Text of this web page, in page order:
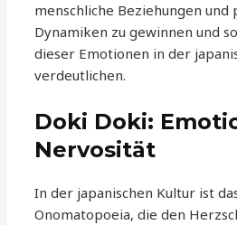
menschliche Beziehungen und
Dynamiken zu gewinnen und
dieser Emotionen in der
verdeutlichen.
Doki Doki:
Nervosität
In der japanischen Kultur ist
Onomatopoeia, die den